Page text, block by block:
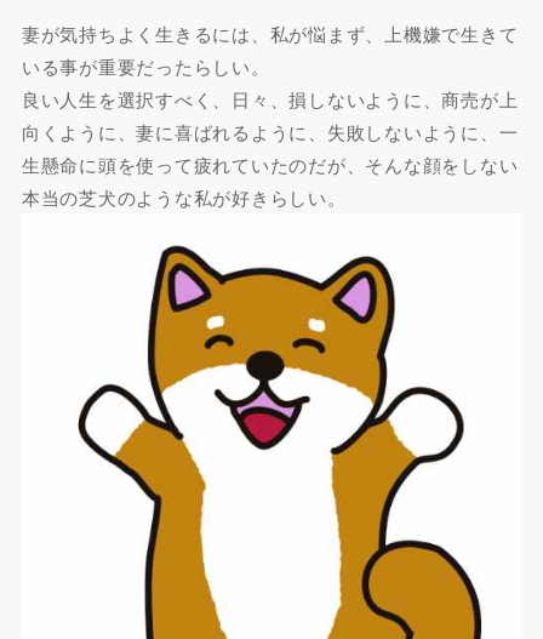
妻が気持ちよく生きるには、私が悩まず、上機嫌で生きて
いる事が重要だったらしい。
良い人生を選択すべく、日々、損しないように、商売が上
向くように、妻に喜ばれるように、失敗しないように、一
生懸命に頭を使って疲れていたのだが、そんな顔をしない
本当の芝犬のような私が好きらしい。